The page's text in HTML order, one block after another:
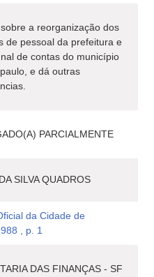
a reorganização dos
de pessoal da prefeitura e
de contas do município
e dá outras
PARCIALMENTE
SILVA QUADROS
da Cidade de
, p. 1
DAS FINANÇAS - SF